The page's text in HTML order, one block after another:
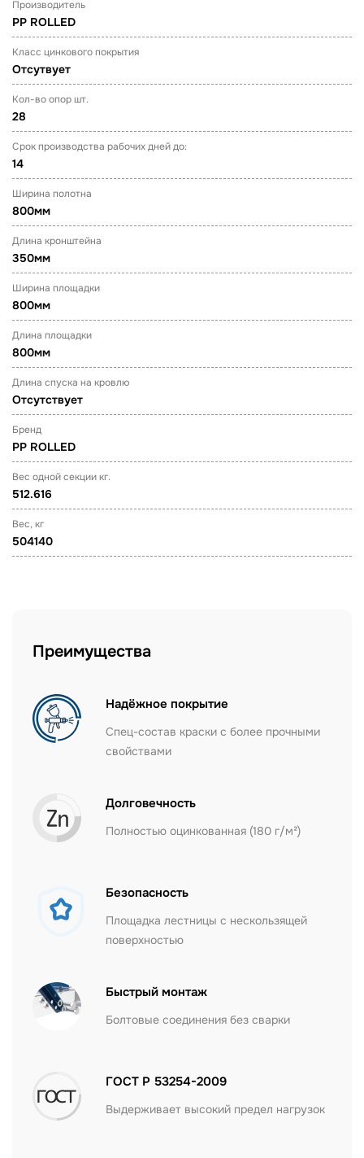
Производитель
PP ROLLED
Класс цинкового покрытия
Отсутвует
Кол-во опор шт.
28
Срок производства рабочих дней до:
14
Ширина полотна
800мм
Длина кронштейна
350мм
Ширина площадки
800мм
Длина площадки
800мм
Длина спуска на кровлю
Отсутствует
Бренд
PP ROLLED
Вес одной секции кг.
512.616
Вес, кг
504140
Преимущества
Надёжное покрытие
Спец-состав краски с более прочными
свойствами
Долговечность
Полностью оцинкованная (180 г/м²)
Безопасность
Площадка лестницы с нескользящей
поверхностью
Быстрый монтаж
Болтовые соединения без сварки
ГОСТ Р 53254-2009
Выдерживает высокий предел нагрузок